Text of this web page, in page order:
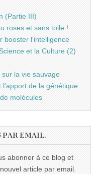
(Partie III)
roses et sans toile !
booster l'intelligence
et la Culture (2)
la vie sauvage
l'apport de la génétique
molécules
PAR EMAIL.
abonner à ce blog et
article par email.